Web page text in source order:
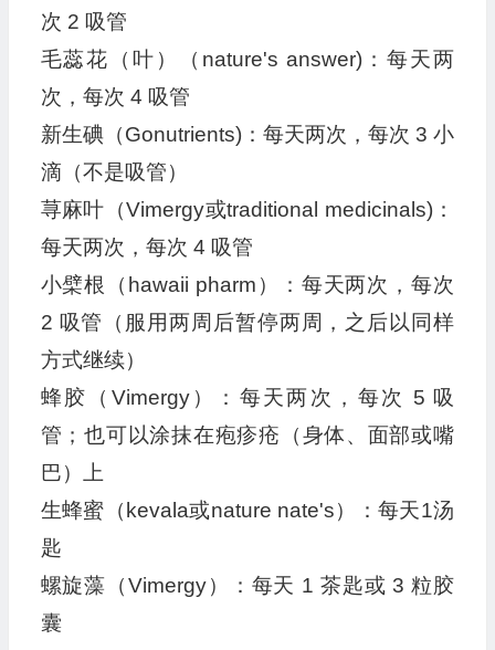
次 2 吸管
毛蕊花（叶）（nature's answer)：每天两
次，每次 4 吸管
新生碘（Gonutrients)：每天两次，每次 3 小
滴（不是吸管）
荨麻叶（Vimergy或traditional medicinals)：
每天两次，每次 4 吸管
小檗根（hawaii pharm）：每天两次，每次
2 吸管（服用两周后暂停两周，之后以同样
方式继续）
蜂胶（Vimergy）：每天两次，每次 5 吸
管；也可以涂抹在疱疹疮（身体、面部或嘴
巴）上
生蜂蜜（kevala或nature nate's）：每天1汤
匙
螺旋藻（Vimergy）：每天 1 茶匙或 3 粒胶
囊